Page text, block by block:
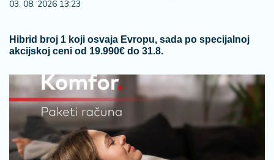
03. 08. 2026 13:23
Hibrid broj 1 koji osvaja Evropu, sada po specijalnoj
akcijskoj ceni od 19.990€ do 31.8.